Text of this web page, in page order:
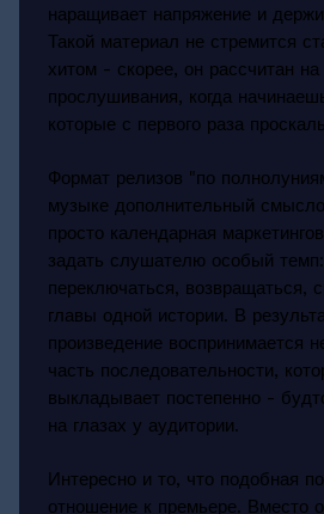
наращивает напряжение и
Такой материал не стремится
хитом - скорее, он рассчитан
прослушивания, когда
которые с первого раза
Формат релизов "по
музыке дополнительный
просто календарная
задать слушателю особый
переключаться, возвращаться,
главы одной истории. В
произведение воспринимается
часть последовательности,
выкладывает постепенно -
на глазах у аудитории.
Интересно и то, что подобная
отношение к премьере. Вместо